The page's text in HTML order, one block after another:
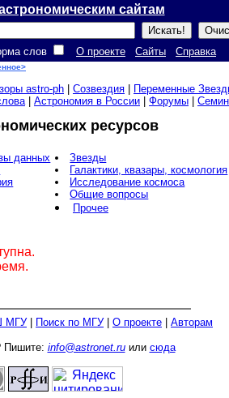
сайтам
слов О проекте Сайты Справка
astro-ph Созвездия Переменные
| Астрономия в России Форумы
ресурсов
данных
Звезды
Галактики, квазары, космология
Исследование космоса
Общие вопросы
Прочее
МГУ| Поиск по МГУ| О проекте Авторам
Пишите: info@astronet.ruили сюда